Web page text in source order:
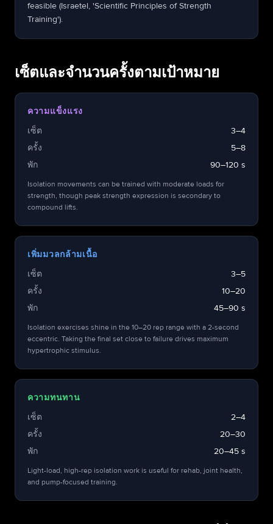
feasible (Israetel, 'Scientific Principles of Strength
Training').
เซ็ตและจำนวนครั้งตามเป้าหมาย
ความแข็งแรง
เซ็ต
3–4
ครั้ง
5–8
พัก
90–120 s
Isolation movements can be trained with moderate loads for
strength, though peak strength expression is secondary to
compound lifts.
เพิ่มมวลกล้ามเนื้อ
เซ็ต
3–5
ครั้ง
10–20
พัก
45–90 s
Isolation exercises shine in the 10–20 rep range with a 2-second
eccentric. Taking the final set close to failure drives maximum
hypertrophic stimulus.
ความทนทาน
เซ็ต
2–4
ครั้ง
20–30
พัก
20–45 s
Light-load, high-rep isolation work is useful for rehab, joint health,
and pump-focused training.